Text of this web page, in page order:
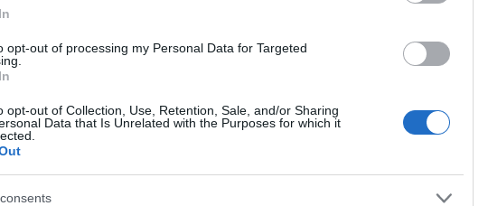
opt-out of processing my Personal Data for Targeted
opt-out of Collection, Use, Retention, Sale, and/or Sharing
Data that Is Unrelated with the Purposes for which it
PRIME)